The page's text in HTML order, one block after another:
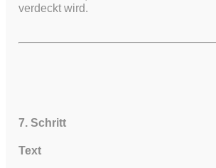
verdeckt wird.
7. Schritt
Text